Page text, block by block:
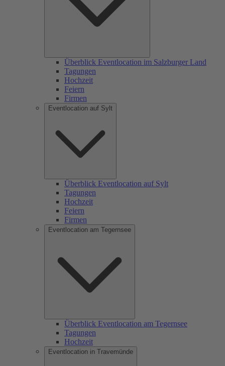
Überblick Eventlocation im Salzburger Land
Tagungen
Hochzeit
Feiern
Firmen
Eventlocation auf Sylt
Überblick Eventlocation auf Sylt
Tagungen
Hochzeit
Feiern
Firmen
Eventlocation am Tegernsee
Überblick Eventlocation am Tegernsee
Tagungen
Hochzeit
Eventlocation in Travemünde